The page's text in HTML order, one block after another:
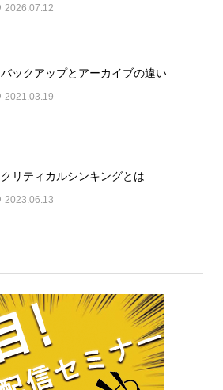
2026.07.12
バックアップとアーカイブの違い
2021.03.19
クリティカルシンキングとは
2023.06.13